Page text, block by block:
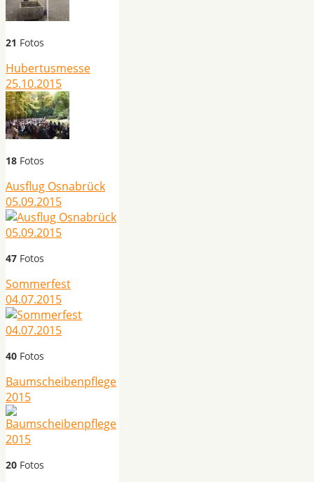
21 Fotos
Hubertusmesse
25.10.2015
18 Fotos
Ausflug Osnabrück
05.09.2015
47 Fotos
Sommerfest
04.07.2015
40 Fotos
Baumscheibenpflege
2015
20 Fotos